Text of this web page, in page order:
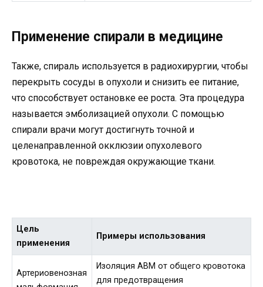
Применение спирали в медицине
Также, спираль используется в радиохирургии, чтобы
перекрыть сосуды в опухоли и снизить ее питание,
что способствует остановке ее роста. Эта процедура
называется эмболизацией опухоли. С помощью
спирали врачи могут достигнуть точной и
целенаправленной окклюзии опухолевого
кровотока, не повреждая окружающие ткани.
Цель
применения
Примеры использования
Артериовенозная
Изоляция АВМ от общего кровотока
для предотвращения